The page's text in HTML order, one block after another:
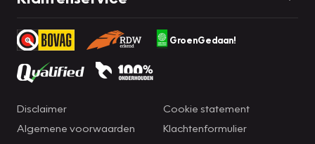
GroenGedaan!
Disclaimer
Algemene voorwaarden
Cookie statement
Klachtenformulier